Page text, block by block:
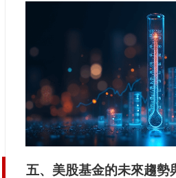
五、美股基金的未來趨勢